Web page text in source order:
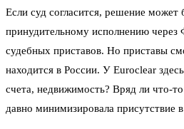
Если суд согласится, решение может
принудительному исполнению через
судебных приставов. Но приставы
находится в России. У Euroclear
счета, недвижимость? Вряд ли что-
давно минимизировала присутствие